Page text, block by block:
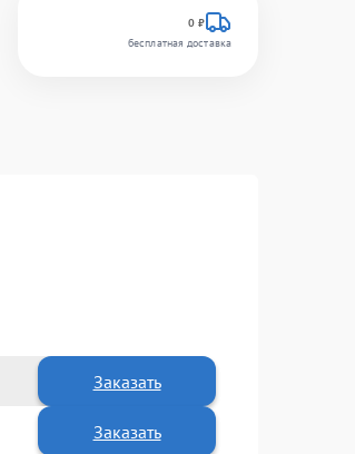
0 ₽
бесплатная доставка
Заказать
Заказать